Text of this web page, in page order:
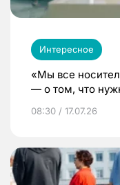
Интересное
«Мы все
— о том, что
08:30 / 17.07.26